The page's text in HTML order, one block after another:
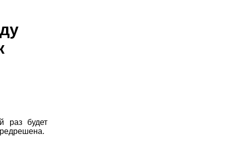
раз будет